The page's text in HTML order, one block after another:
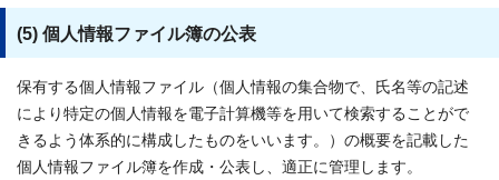
(5) 個人情報ファイル簿の公表
保有する個人情報ファイル（個人情報の集合物で、氏名等の記述
により特定の個人情報を電子計算機等を用いて検索することがで
きるよう体系的に構成したものをいいます。）の概要を記載した
個人情報ファイル簿を作成・公表し、適正に管理します。